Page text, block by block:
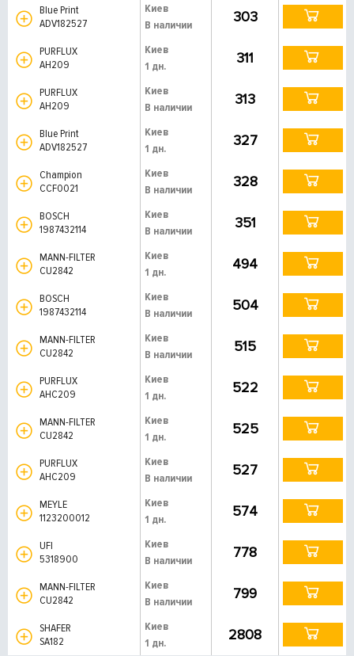
Blue Print
ADV182527
Киев
В наличии
303
PURFLUX
AH209
Киев
1 дн.
311
PURFLUX
AH209
Киев
В наличии
313
Blue Print
ADV182527
Киев
1 дн.
327
Champion
CCF0021
Киев
В наличии
328
BOSCH
1987432114
Киев
В наличии
351
MANN-FILTER
CU2842
Киев
1 дн.
494
BOSCH
1987432114
Киев
В наличии
504
MANN-FILTER
CU2842
Киев
В наличии
515
PURFLUX
AHC209
Киев
1 дн.
522
MANN-FILTER
CU2842
Киев
1 дн.
525
PURFLUX
AHC209
Киев
В наличии
527
MEYLE
1123200012
Киев
1 дн.
574
UFI
5318900
Киев
В наличии
778
MANN-FILTER
CU2842
Киев
В наличии
799
SHAFER
SA182
Киев
1 дн.
2808